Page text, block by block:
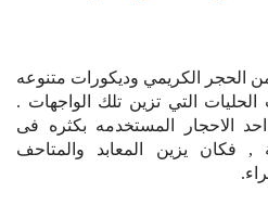
الحجر الكريمي وديكورات متنوعه
التي تزين تلك الواجهات .
الاحجار المستخدمه بكثره فى
, فكان يزين المعابد والمتاحف